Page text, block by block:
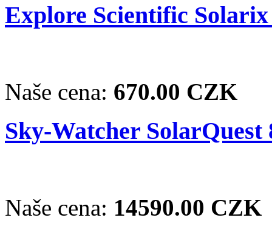
Explore Scientific
Naše cena: 670.00 CZK
Sky-Watcher SolarQuest
Naše cena: 14590.00 CZK